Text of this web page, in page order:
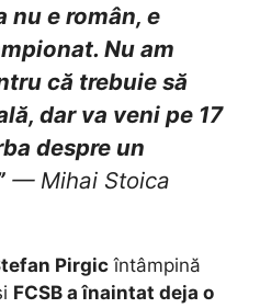
nu e român, e
Nu am
că trebuie să
dar va veni pe 17
despre un
— Mihai Stoica
Pirgicîntâmpină
FCSB a înaintat deja o